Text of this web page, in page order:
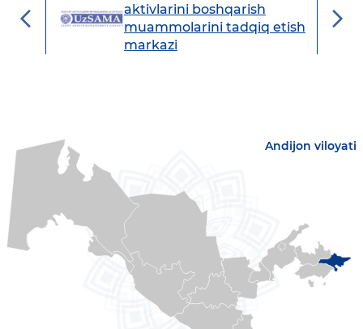
aktivlarini boshqarish
muammolarini tadqiq etish
markazi
Andijon viloyati